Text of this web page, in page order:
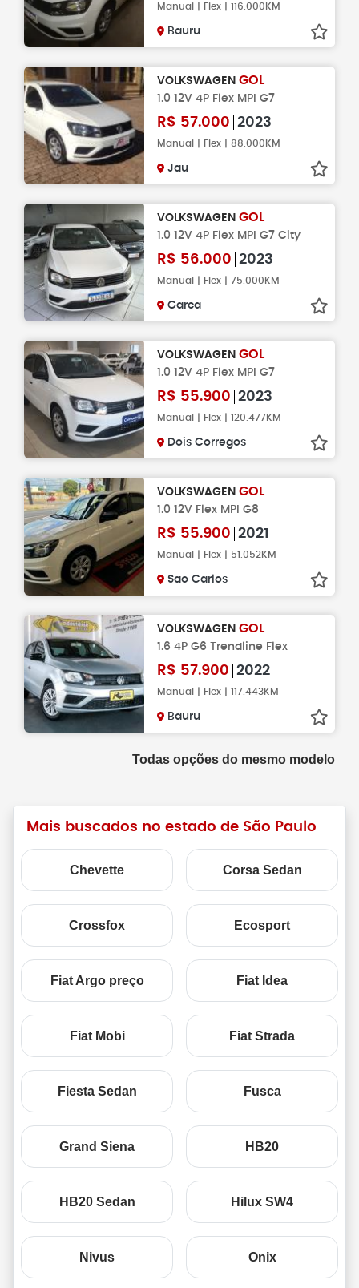
Manual | Flex | 116.000KM
Bauru
VOLKSWAGEN GOL
1.0 12V 4P Flex MPI G7
R$ 57.000 2023
Manual | Flex | 88.000KM
Jau
VOLKSWAGEN GOL
1.0 12V 4P Flex MPI G7 City
R$ 56.000 2023
Manual | Flex | 75.000KM
Garca
VOLKSWAGEN GOL
1.0 12V 4P Flex MPI G7
R$ 55.900 2023
Manual | Flex | 120.477KM
Dois Corregos
VOLKSWAGEN GOL
1.0 12V Flex MPI G8
R$ 55.900 2021
Manual | Flex | 51.052KM
Sao Carlos
VOLKSWAGEN GOL
1.6 4P G6 Trendline Flex
R$ 57.900 2022
Manual | Flex | 117.443KM
Bauru
Todas opções do mesmo modelo
Mais buscados no estado de São Paulo
Chevette Corsa Sedan
Crossfox Ecosport
Fiat Argo preço Fiat Idea
Fiat Mobi Fiat Strada
Fiesta Sedan Fusca
Grand Siena HB20
HB20 Sedan Hilux SW4
Nivus Onix